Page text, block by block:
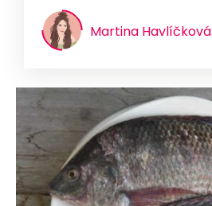
Martina Havlíčková